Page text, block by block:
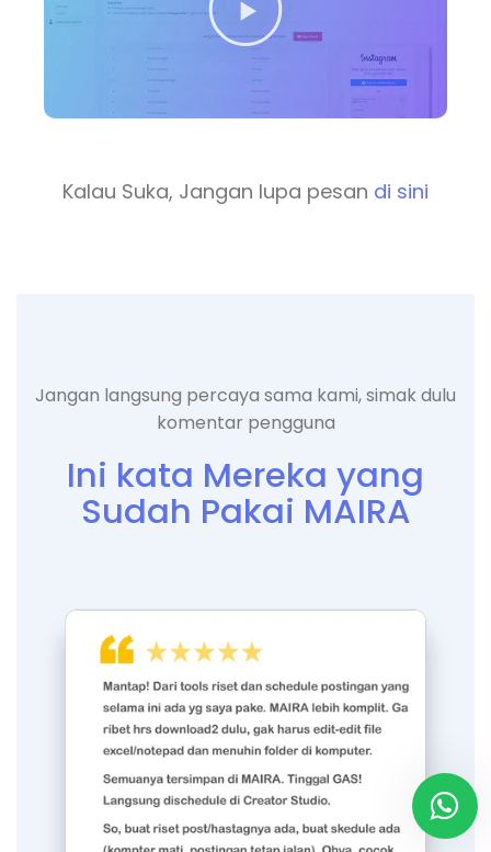
Kalau Suka, Jangan lupa pesan di sini
Jangan langsung percaya sama kami, simak dulu
komentar pengguna
Ini kata Mereka yang
Sudah Pakai MAIRA